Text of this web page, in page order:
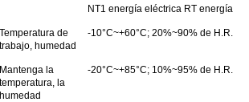
NT1 energía eléctrica RT energía
Temperatura de
trabajo, humedad
-10°C~+60°C; 20%~90% de H.R.
Mantenga la
temperatura, la
humedad
-20°C~+85°C; 10%~95% de H.R.